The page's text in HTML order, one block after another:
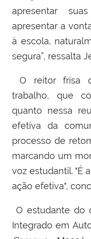
apresentar
apresentar a
à escola,
segura”, ressalta
O reitor frisa
trabalho, que
quanto nessa
efetiva da
processo de
marcando um
voz estudantil. "É
ação efetiva",
O estudante do
Integrado em